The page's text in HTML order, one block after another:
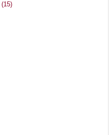
(15)